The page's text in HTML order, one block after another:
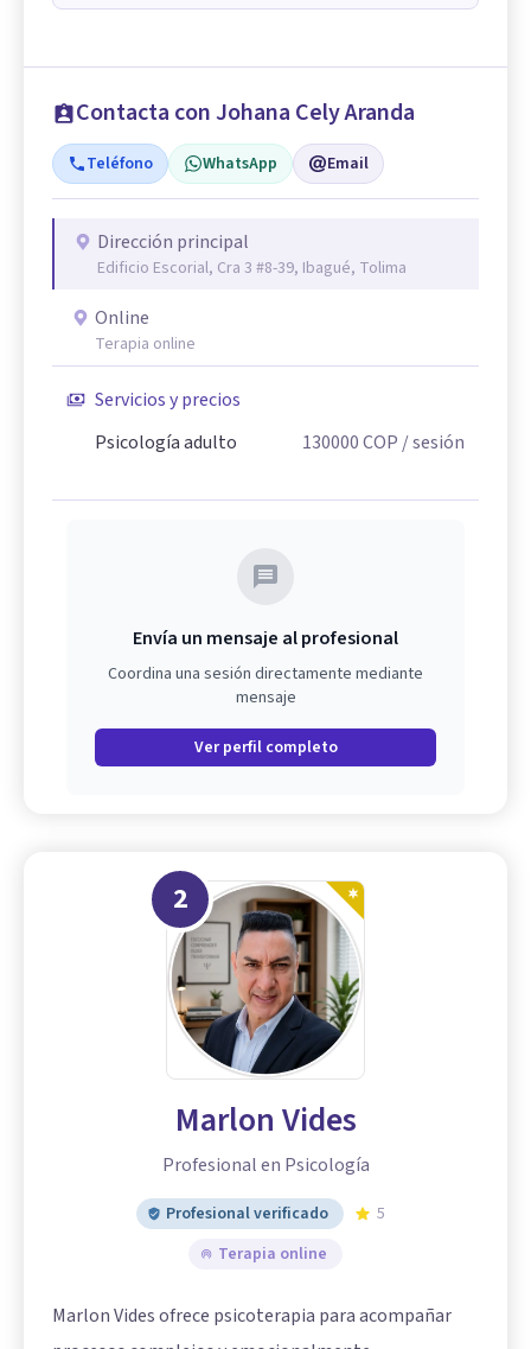
Contacta con Johana Cely Aranda
Teléfono WhatsApp Email
Dirección principal
Edificio Escorial, Cra 3 #8-39, Ibagué, Tolima
Online
Terapia online
Servicios y precios
Psicología adulto
130000COP / sesión
Envía un mensaje al profesional
Coordina una sesión directamente mediante
mensaje
Ver perfil completo
2
Marlon Vides
Profesional en Psicología
Profesional verificado
5
Terapia online
Marlon Vides ofrece psicoterapia para acompañar